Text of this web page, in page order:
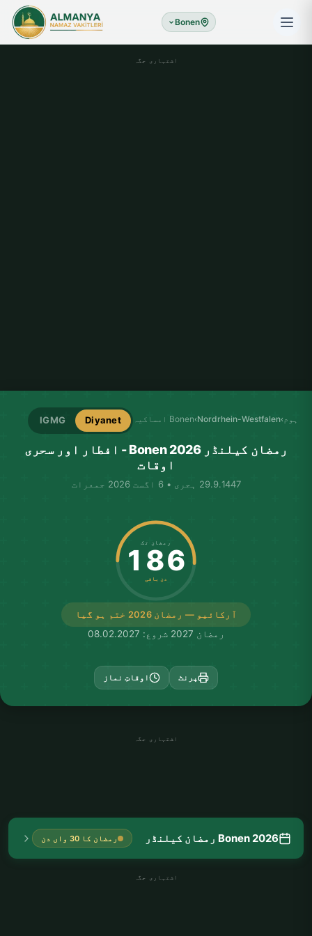
Bonen
اشتہاری جگہ
ہوم ›
Nordrhein-Westfalen
›Bonen امساکیہ Diyanet
IGMG
رمضان کیلنڈر Bonen 2026 - افطار اور سحری
اوقات
29.9.1447 ہجری • 6 اگست 2026 جمعرات
آرکائیو — رمضان 2026 ختم ہو گیا
رمضان تک
186
دن باقی
رمضان 2027 شروع: 08.02.2027
پرنٹ اوقاتِ نماز
اشتہاری جگہ
Bonen 2026 رمضان کیلنڈر رمضان کا 30 واں دن
اشتہاری جگہ